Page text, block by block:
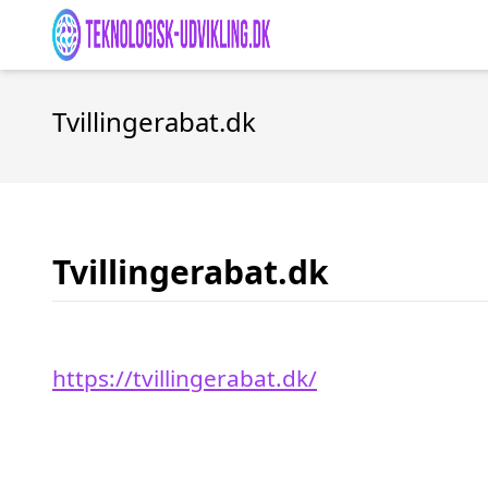
Tvillingerabat.dk
Tvillingerabat.dk
https://tvillingerabat.dk/